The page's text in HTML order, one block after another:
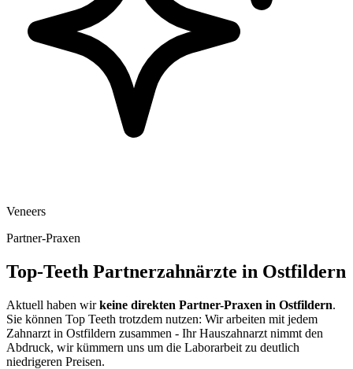
Veneers
Partner-Praxen
Top-Teeth Partnerzahnärzte in Ostfildern
Aktuell haben wirkeine direkten Partner-Praxen in Ostfildern.
Sie können Top Teeth trotzdem nutzen: Wir arbeiten mit jedem
Zahnarzt in Ostfildern zusammen - Ihr Hauszahnarzt nimmt den
Abdruck, wir kümmern uns um die Laborarbeit zu deutlich
niedrigeren Preisen.